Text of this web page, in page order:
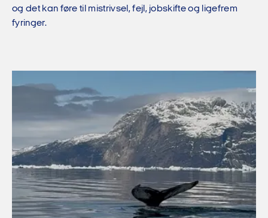
og det kan føre til mistrivsel, fejl, jobskifte og ligefrem
fyringer.